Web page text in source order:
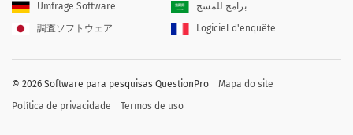
Umfrage Software
برامج للمسح
調査ソフトウェア
Logiciel d'enquête
© 2026 Software para pesquisas QuestionPro
Mapa do site
Política de privacidade
Termos de uso